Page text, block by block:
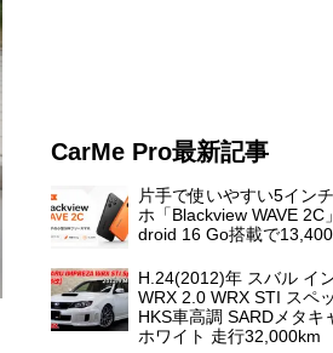
CarMe Pro最新記事
片手で使いやすい5イン
ホ「Blackview WAVE 2C
droid 16 Go搭載で
H.24(2012)年 スバル イ
WRX 2.0 WRX STI スペ
HKS車高調 SARDメタキ
ホワイト 走行32,000km